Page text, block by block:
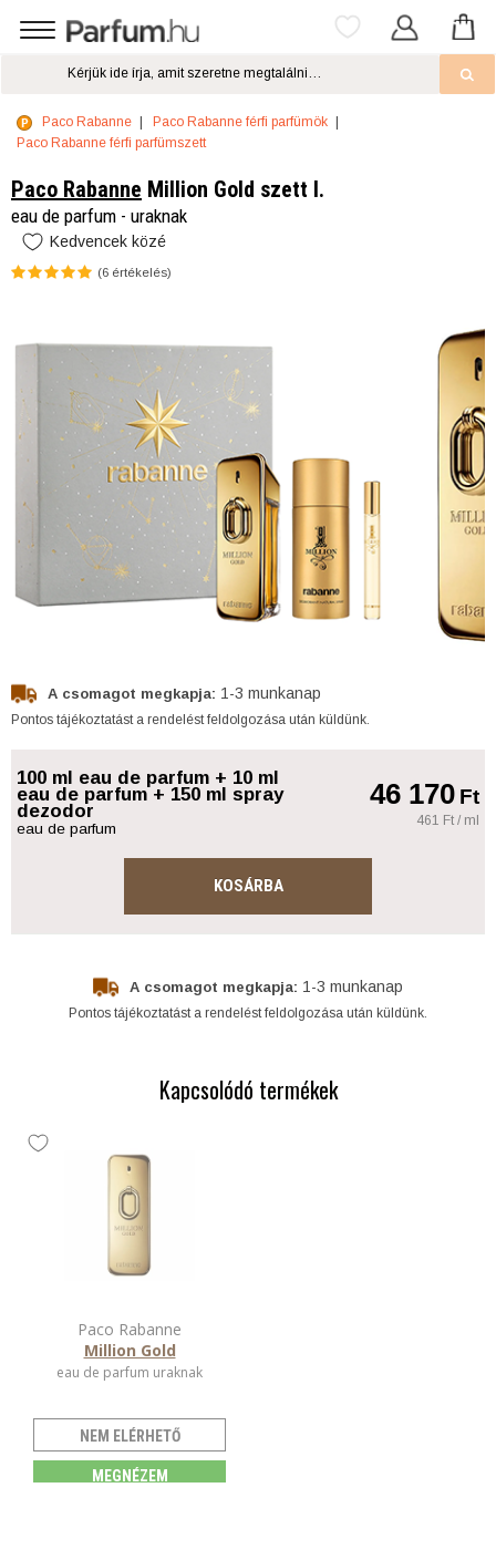
Paco Rabanne
Paco Rabanne férfi parfümök
Paco Rabanne férfi parfümszett
Paco Rabanne Million Gold szett I.
eau de parfum - uraknak
Kedvencek közé
(6 értékelés)
A csomagot megkapja: 1-3 munkanap
Pontos tájékoztatást a rendelést feldolgozása után küldünk.
100 ml eau de parfum + 10 ml
eau de parfum + 150 ml spray
dezodor
eau de parfum
46 170Ft
461 Ft / ml
KOSÁRBA
A csomagot megkapja: 1-3 munkanap
Pontos tájékoztatást a rendelést feldolgozása után küldünk.
Kapcsolódó termékek
Paco Rabanne
Million Gold
eau de parfum uraknak
NEM ELÉRHETŐ
MEGNÉZEM